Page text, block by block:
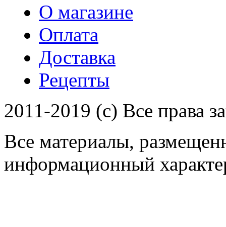
О магазине
Оплата
Доставка
Рецепты
2011-2019 (c) Все права
Все материалы,
информационный